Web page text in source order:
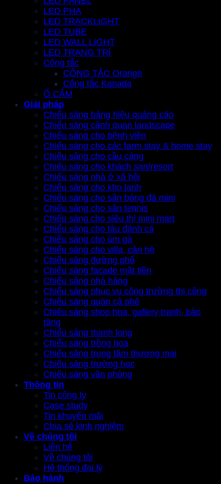
LED PHA
LED TRACKLIGHT
LED TUBE
LED WALL LIGHT
LED TRANG TRÍ
Công tắc
CÔNG TẮC Orange
Công tắc Kanada
Ổ CẮM
Giải pháp
Chiếu sáng bảng hiệu quảng cáo
Chiếu sáng cảnh quan landscape
Chiếu sáng cho bệnh viện
Chiếu sáng cho các farm stay & home stay
Chiếu sáng cho cầu cảng
Chiếu sáng cho khách sạn/resort
Chiếu sáng nhà ở xã hội
Chiếu sáng cho kho lạnh
Chiếu sáng cho sân bóng đá mini
Chiếu sáng cho sân tennis
Chiếu sáng cho siêu thị mini mart
Chiếu sáng cho tàu đánh cá
Chiếu sáng cho úm gà
Chiếu sáng cho villa, căn hộ
Chiếu sáng đường phố
Chiếu sáng facade mặt tiền
Chiếu sáng nhà hàng
Chiếu sáng phục vụ công trường thi công
Chiếu sáng quán cà phê
Chiếu sáng shop hoa, gallery tranh, bảo
tàng
Chiếu sáng thanh long
Chiếu sáng trồng hoa
Chiếu sáng trung tâm thương mại
Chiếu sáng trường học
Chiếu sáng văn phòng
Thông tin
Tin công ty
Case study
Tin khuyến mãi
Chia sẻ kinh nghiệm
Về chúng tôi
Liên hệ
Về chúng tôi
Hệ thống đại lý
Bảo hành